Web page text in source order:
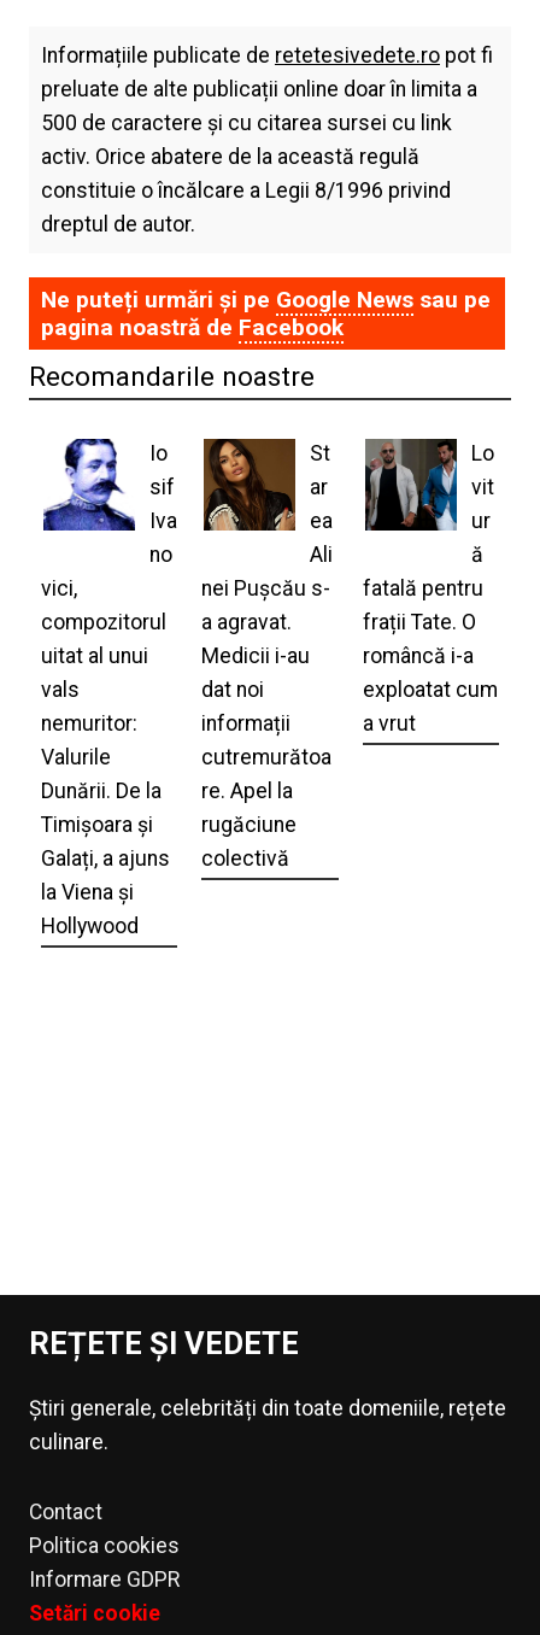
Informațiile publicate de retetesivedete.ropot fi
preluate de alte publicații online doar în limita a
500 de caractere și cu citarea sursei cu link
activ. Orice abatere de la această regulă
constituie o încălcare a Legii 8/1996 privind
dreptul de autor.
Ne puteți urmări și pe Google Newssau pe
pagina noastră de Facebook
Recomandarile noastre
Io
sif
Iva
no
vici,
compozitorul
uitat al unui
vals
nemuritor:
Valurile
Dunării. De la
Timișoara și
Galați, a ajuns
la Viena și
Hollywood
St
ar
ea
Ali
nei Pușcău s-
a agravat.
Medicii i-au
dat noi
informații
cutremurătoa
re. Apel la
rugăciune
colectivă
Lo
vit
ur
ă
fatală pentru
frații Tate. O
româncă i-a
exploatat cum
a vrut
REȚETE ȘI VEDETE
Știri generale, celebrități din toate domeniile, rețete
culinare.
Contact
Politica cookies
Informare GDPR
Setări cookie